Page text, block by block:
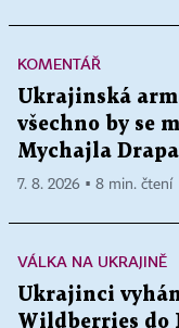
KOMENTÁŘ
Ukrajinská
všechno by se
Mychajla
7. 8. 2026 ▪ 8 min. čtení
VÁLKA NA UKRAJINĚ
Ukrajinci
Wildberries do